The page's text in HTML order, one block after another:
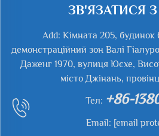
ЗВ'ЯЗАТИСЯ
Add: Кімната 205,
демонстраційний зон Валі
Даженг 1970, вулиця Юєхе,
місто Джінань,
Тел: +86-
Email: [email